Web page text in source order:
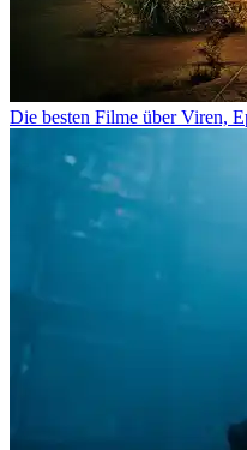
Die besten Filme über Viren,